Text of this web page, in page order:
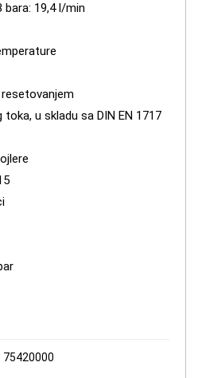
bara: 19,4 l/min
u skladu sa DIN EN 1717
75420000